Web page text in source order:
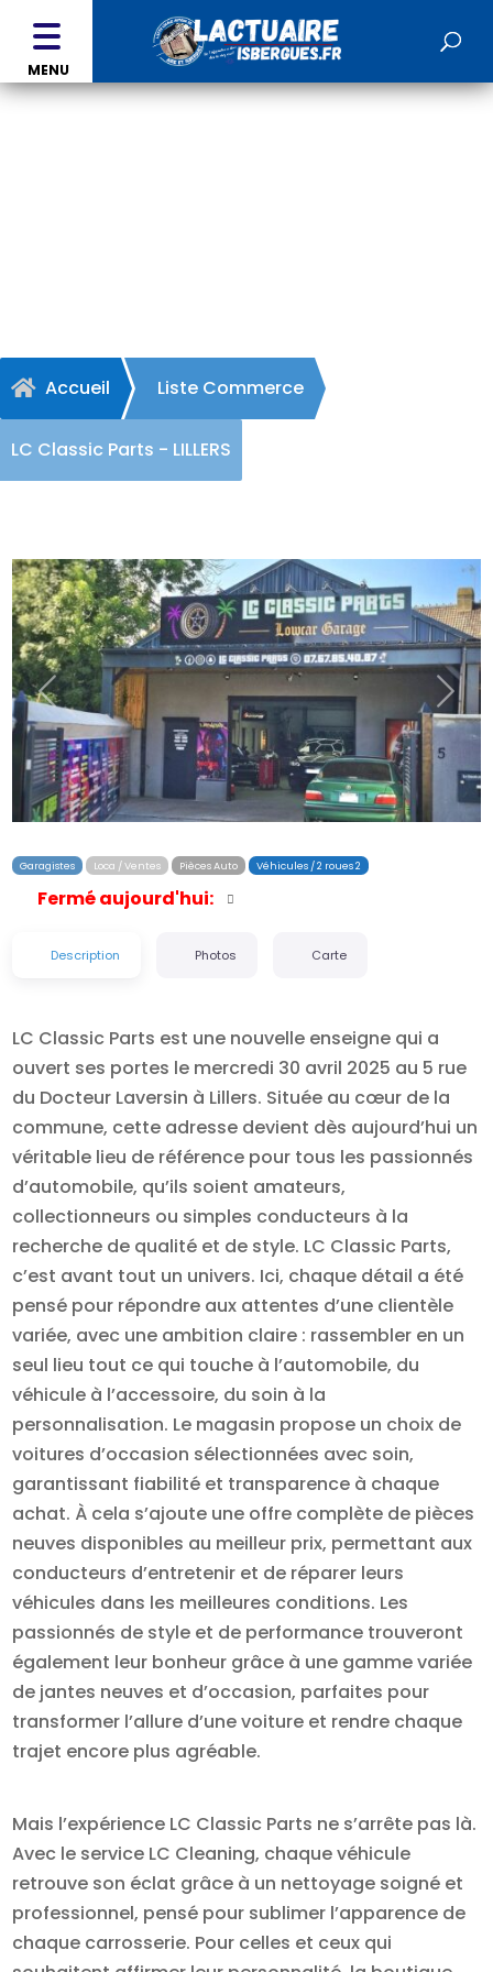
MENU
 Accueil Liste Commerce
LC Classic Parts - LILLERS
Précédent
Garagistes Loca / Ventes Pièces Auto Véhicules / 2 roues 2
Fermé aujourd'hui:
Description Photos Carte
LC Classic Parts est une nouvelle enseigne qui a
ouvert ses portes le mercredi 30 avril 2025 au 5 rue
du Docteur Laversin à Lillers. Située au cœur de la
commune, cette adresse devient dès aujourd’hui un
véritable lieu de référence pour tous les passionnés
d’automobile, qu’ils soient amateurs,
collectionneurs ou simples conducteurs à la
recherche de qualité et de style. LC Classic Parts,
c’est avant tout un univers. Ici, chaque détail a été
pensé pour répondre aux attentes d’une clientèle
variée, avec une ambition claire : rassembler en un
seul lieu tout ce qui touche à l’automobile, du
véhicule à l’accessoire, du soin à la
personnalisation. Le magasin propose un choix de
voitures d’occasion sélectionnées avec soin,
garantissant fiabilité et transparence à chaque
achat. À cela s’ajoute une offre complète de pièces
neuves disponibles au meilleur prix, permettant aux
conducteurs d’entretenir et de réparer leurs
véhicules dans les meilleures conditions. Les
passionnés de style et de performance trouveront
également leur bonheur grâce à une gamme variée
de jantes neuves et d’occasion, parfaites pour
transformer l’allure d’une voiture et rendre chaque
trajet encore plus agréable.
Mais l’expérience LC Classic Parts ne s’arrête pas là.
Avec le service LC Cleaning, chaque véhicule
retrouve son éclat grâce à un nettoyage soigné et
professionnel, pensé pour sublimer l’apparence de
chaque carrosserie. Pour celles et ceux qui